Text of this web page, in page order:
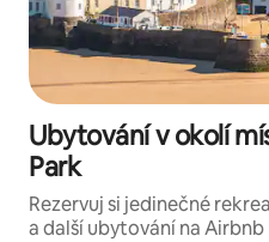
Ubytování v okolí
Park
Rezervuj si jedinečné
a další ubytování na Airbnb